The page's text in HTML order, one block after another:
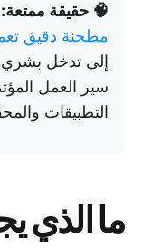
🧠 حقيقة ممتعة:
مطحنة دقيق
إلى تدخل
سير العمل
التطبيقات